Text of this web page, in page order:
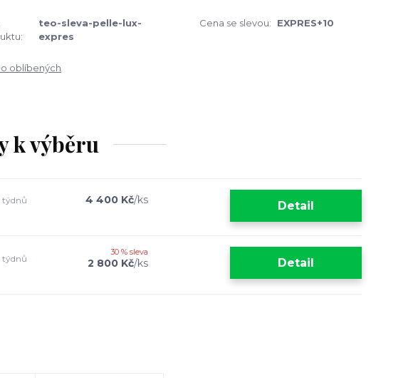
teo-sleva-pelle-lux-
expres
Cena se slevou: EXPRES+10
oblíbených
k výběru
4 400 Kč/ks
týdnů Detail
30 % sleva
2 800 Kč/ks
týdnů Detail